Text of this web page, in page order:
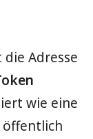
die Adresse
wie eine